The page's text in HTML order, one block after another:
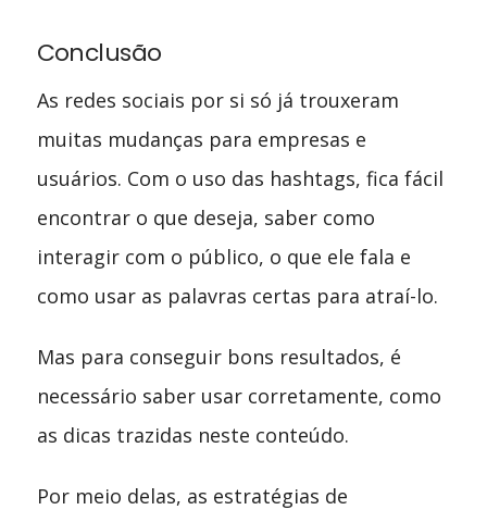
Conclusão
As redes sociais por si só já trouxeram
muitas mudanças para empresas e
usuários. Com o uso das hashtags, fica fácil
encontrar o que deseja, saber como
interagir com o público, o que ele fala e
como usar as palavras certas para atraí-lo.
Mas para conseguir bons resultados, é
necessário saber usar corretamente, como
as dicas trazidas neste conteúdo.
Por meio delas, as estratégias de